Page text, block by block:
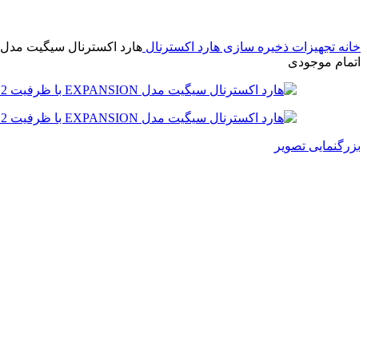
خانه تجهیزات ذخیره سازی هارد اکسترنال هارد اکسترنال سیگیت مدل EXPANSION با ظرفیت 2 ترابایت | Segate Expansion poratable External hdd -2TB
اتمام موجودی
بزرگنمایی تصویر